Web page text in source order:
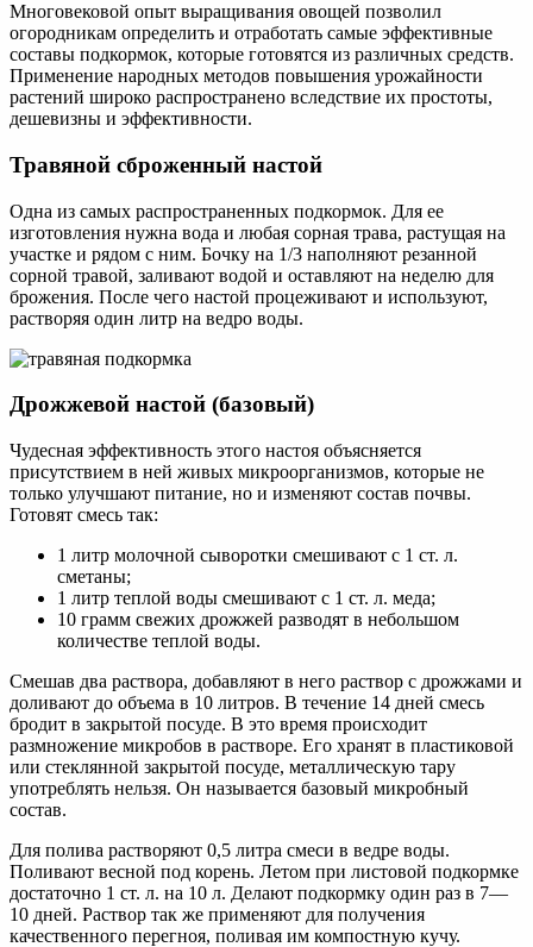
Многовековой опыт выращивания овощей позволил
огородникам определить и отработать самые эффективные
составы подкормок, которые готовятся из различных средств.
Применение народных методов повышения урожайности
растений широко распространено вследствие их простоты,
дешевизны и эффективности.
Травяной сброженный настой
Одна из самых распространенных подкормок. Для ее
изготовления нужна вода и любая сорная трава, растущая на
участке и рядом с ним. Бочку на 1/3 наполняют резанной
сорной травой, заливают водой и оставляют на неделю для
брожения. После чего настой процеживают и используют,
растворяя один литр на ведро воды.
Дрожжевой настой (базовый)
Чудесная эффективность этого настоя объясняется
присутствием в ней живых микроорганизмов, которые не
только улучшают питание, но и изменяют состав почвы.
Готовят смесь так:
1 литр молочной сыворотки смешивают с 1 ст. л.
сметаны;
1 литр теплой воды смешивают с 1 ст. л. меда;
10 грамм свежих дрожжей разводят в небольшом
количестве теплой воды.
Смешав два раствора, добавляют в него раствор с дрожжами и
доливают до объема в 10 литров. В течение 14 дней смесь
бродит в закрытой посуде. В это время происходит
размножение микробов в растворе. Его хранят в пластиковой
или стеклянной закрытой посуде, металлическую тару
употреблять нельзя. Он называется базовый микробный
состав.
Для полива растворяют 0,5 литра смеси в ведре воды.
Поливают весной под корень. Летом при листовой подкормке
достаточно 1 ст. л. на 10 л. Делают подкормку один раз в 7—
10 дней. Раствор так же применяют для получения
качественного перегноя, поливая им компостную кучу.